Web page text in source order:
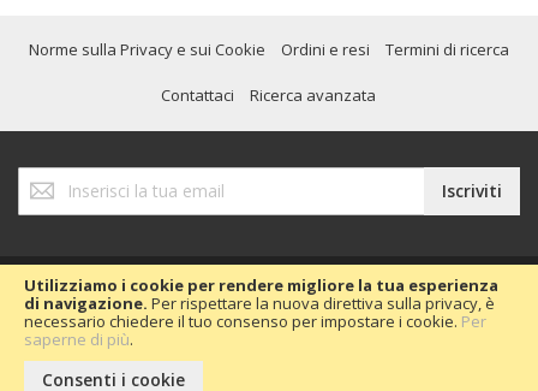
Utilizziamo i cookie per rendere migliore la tua esperienza
di navigazione. Per rispettare la nuova direttiva sulla privacy, è
necessario chiedere il tuo consenso per impostare i cookie. Per
saperne di più.
Consenti i cookie
Norme sulla Privacy e sui Cookie Ordini e resi Termini di ricerca
Contattaci Ricerca avanzata
alla
nostra
Iscriviti
Copyright © 2020 Passion Car 2016.